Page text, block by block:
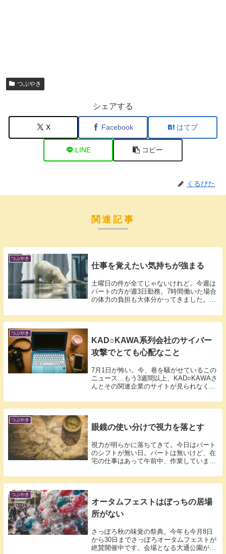
つぶやき
シェアする
X Facebook はてブ
LINE コピー
くるぴた
関連記事
つぶやき
仕事を覚えたい気持ちが強まる
土曜日の件が全てじゃないけれど。今週は
パートの方が週3日勤務。7時間働いた場合
の体力の負担も大体分かってきました。副
つぶやき
KAD○KAWA系列会社のサイバー
攻撃でとても心配なこと
7月1日が怖い。今、巷を騒がせているこの
ニュース…もう3週間以上、KAD○KAWAさ
んとその関連企業のサイトが見られなく...
つぶやき
眼鏡の使い分けで視力を落とす
視力が明らかに落ちてきて。今日はパート
のシフトが無い日。パートは無いけど、在
宅の仕事はあって午前中、作業していまし
つぶやき
オータムフェストはぼっちの居場
所がない
さっぽろ秋の味覚の祭典。今年も今月8日
から30日までさっぽろオータムフェストが
絶賛開催中です。会場となる大通公園が